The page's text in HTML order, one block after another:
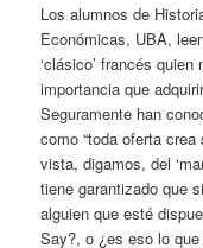
Los alumnos de
Económicas, UBA,
‘clásico’ francés
importancia que
Seguramente han
como “toda oferta
vista, digamos, del
tiene garantizado que
alguien que esté
Say?, o ¿es eso lo